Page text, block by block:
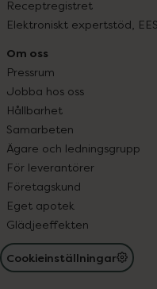
Receptregistret
Elektroniskt expertstöd, EES
Om oss
Pressrum
Jobba hos oss
Hållbarhet
Samarbeten
Ägare och ledningsgrupp
För leverantörer
Företagskund
Eget apotek
Glädjeeffekten
Cookieinställningar